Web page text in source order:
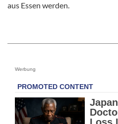
aus Essen werden.
Werbung